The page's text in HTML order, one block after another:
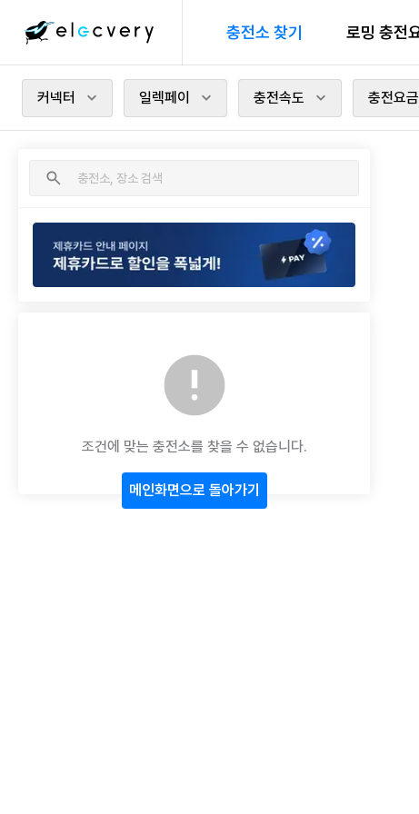
충전소 찾기 로밍 충전
커넥터 일렉페이 충전속도 충전요금
조건에 맞는 충전소를 찾을 수 없습니다.
메인화면으로 돌아가기